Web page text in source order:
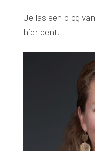
Je las een blog van
hier bent!